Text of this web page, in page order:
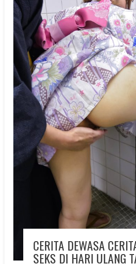
CERITA DEWASA
SEKS DI HARI ULANG